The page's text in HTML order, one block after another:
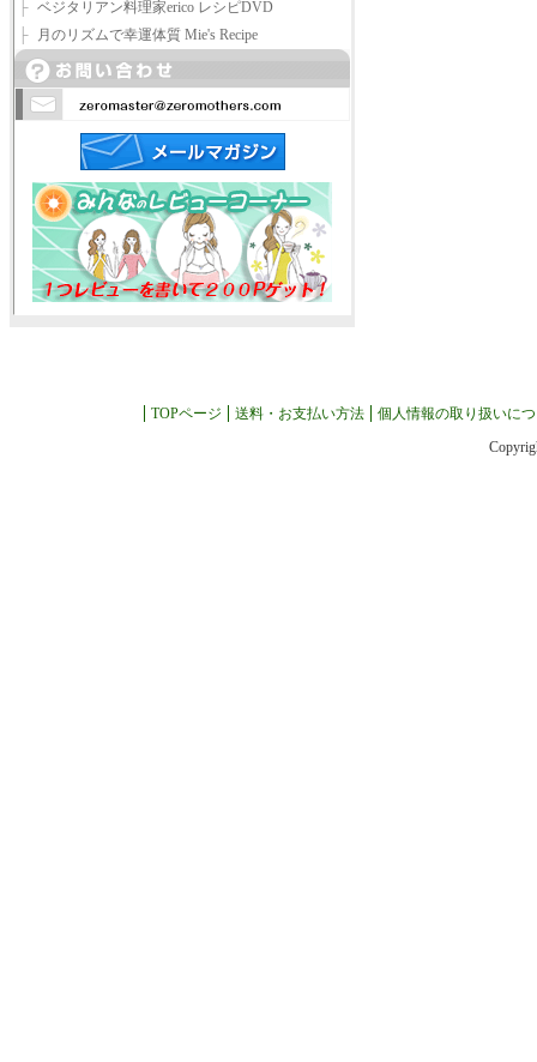
├ ベジタリアン料理家erico レシピDVD
├
月のリズムで幸運体質 Mie's Recipe
TOPページ 送料・お支払い方法
個人情報の取り扱いに